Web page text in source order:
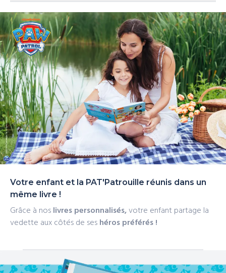
sauvetage passionnant en pleine mer !
qualité et une livraison rapide, partout en Europe.
Le livre est fabriqué et expédié en Europe. Livraison
rapide
Votre enfant et la PAT'Patrouille réunis dans un
même livre !
Grâce à noslivres personnalisés,votre enfant partage la
vedette aux côtés de seshéros préférés !